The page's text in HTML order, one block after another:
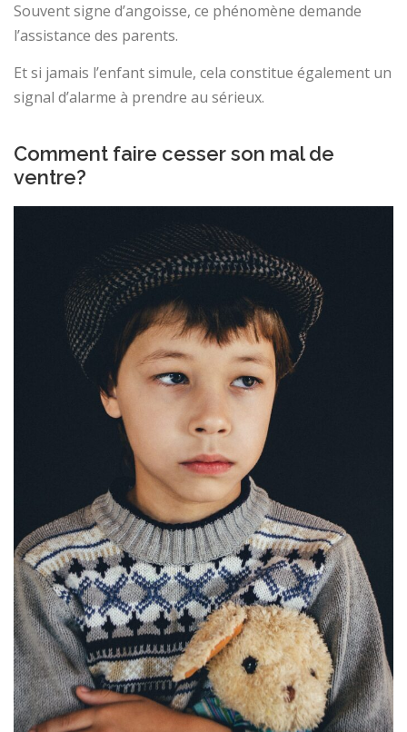
Souvent signe d’angoisse, ce phénomène demande
l’assistance des parents.
Et si jamais l’enfant simule, cela constitue également un
signal d’alarme à prendre au sérieux.
Comment faire cesser son mal de
ventre?